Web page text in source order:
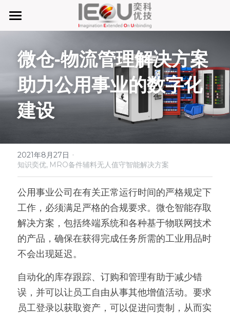
首页
微仓
D系微仓（热销）
产品与服务
单元智慧化
6S精益管理必备品
MRO工业物料智能化管理
手机平板智能存储
废旧家电拆解解决方案
商超快递配送解决方案
关于奕优
公司介绍
知识奕优
Lean Manufacturing（精益生产和管理）
新闻动态
服务模式
联系我们
搜索
微仓-物流管理解决方案
助力公用事业的数字化
建设
2021年8月27日 ·
知识奕优, MRO备件辅料无人值守智能解决方案
公用事业公司在有关正常运行时间的严格规定下
工作，必须满足严格的合规要求。微仓智能存取
解决方案，包括终端系统和各种基于物联网技术
的产品，确保在获得完成任务所需的工业用品时
不会出现延迟。
自动化的库存跟踪、订购和管理有助于减少错
误，并可以让员工自由从事其他增值活动。要求
员工登录以获取资产，可以促进问责制，从而实